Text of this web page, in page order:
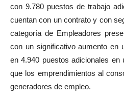
con 9.780 puestos de trabajo
cuentan con un contrato y con
categoría de Empleadores
con un significativo aumento en
en 4.940 puestos adicionales
que los emprendimientos al
generadores de empleo.